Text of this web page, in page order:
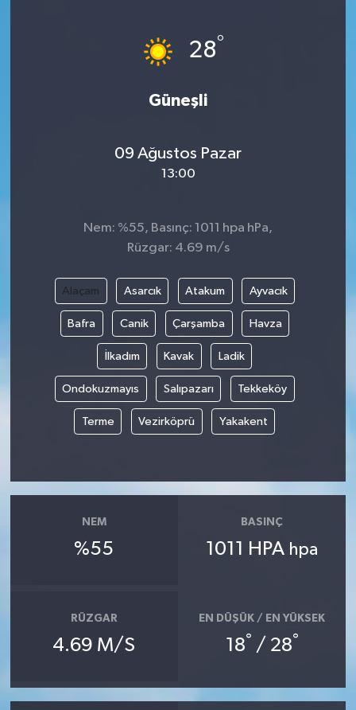
28°
Güneşli
09 Ağustos Pazar
13:00
Nem: %55, Basınç: 1011 hpa hPa,
Rüzgar: 4.69 m/s
Alaçam Asarcık Atakum Ayvacık
Bafra Canik Çarşamba Havza
İlkadım Kavak Ladik
Ondokuzmayıs Salıpazarı Tekkeköy
Terme Vezirköprü Yakakent
NEM
%55
BASINÇ
1011 HPA hpa
RÜZGAR
4.69 M/S
EN DÜŞÜK / EN YÜKSEK
18° / 28°
Yüksek İstişare Kurulu